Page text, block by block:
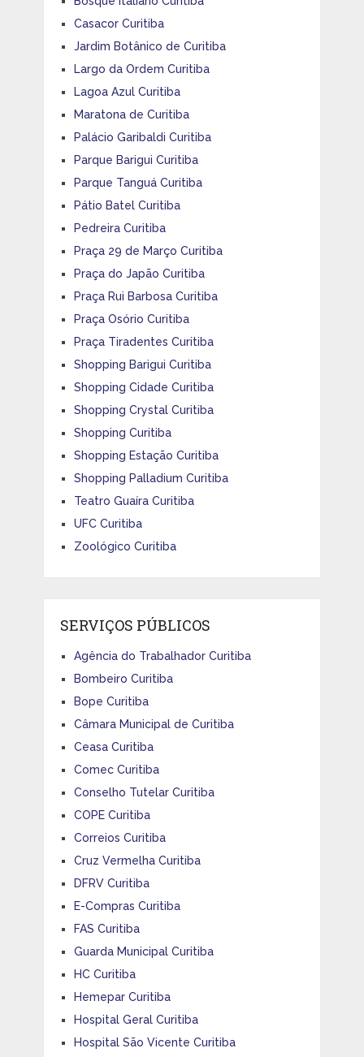
Casacor Curitiba
Jardim Botânico de Curitiba
Largo da Ordem Curitiba
Lagoa Azul Curitiba
Maratona de Curitiba
Palácio Garibaldi Curitiba
Parque Barigui Curitiba
Parque Tanguá Curitiba
Pátio Batel Curitiba
Pedreira Curitiba
Praça 29 de Março Curitiba
Praça do Japão Curitiba
Praça Rui Barbosa Curitiba
Praça Osório Curitiba
Praça Tiradentes Curitiba
Shopping Barigui Curitiba
Shopping Cidade Curitiba
Shopping Crystal Curitiba
Shopping Curitiba
Shopping Estação Curitiba
Shopping Palladium Curitiba
Teatro Guaíra Curitiba
UFC Curitiba
Zoológico Curitiba
SERVIÇOS PÚBLICOS
Agência do Trabalhador Curitiba
Bombeiro Curitiba
Bope Curitiba
Câmara Municipal de Curitiba
Ceasa Curitiba
Comec Curitiba
Conselho Tutelar Curitiba
COPE Curitiba
Correios Curitiba
Cruz Vermelha Curitiba
DFRV Curitiba
E-Compras Curitiba
FAS Curitiba
Guarda Municipal Curitiba
HC Curitiba
Hemepar Curitiba
Hospital Geral Curitiba
Hospital São Vicente Curitiba